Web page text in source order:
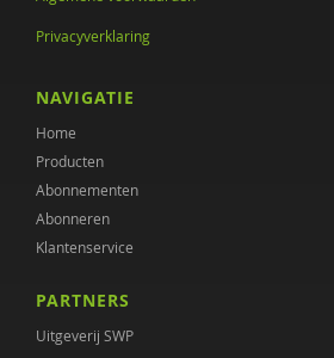
Chantal Van Audenhove
Esther Veen
Luc Vercauteren
Bram Vreeswijk
Privacyverklaring
NAVIGATIE
Home
Producten
Abonnementen
Abonneren
Klantenservice
PARTNERS
Uitgeverij SWP